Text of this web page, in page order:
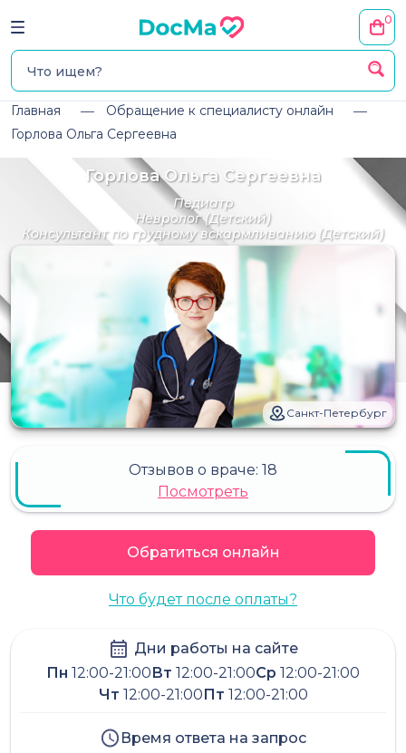
0
Главная
Обращение к специалисту онлайн
Горлова Ольга Сергеевна
Горлова Ольга Сергеевна
Педиатр
Невролог(Детский)
Консультант по грудному вскармливанию(Детский)
Санкт-Петербург
Отзывов о враче: 18
Посмотреть
Обратиться онлайн
Что будет после оплаты?
Дни работы на сайте
Пн 12:00-21:00Вт 12:00-21:00Ср 12:00-21:00
Чт 12:00-21:00Пт 12:00-21:00
Время ответа на запрос